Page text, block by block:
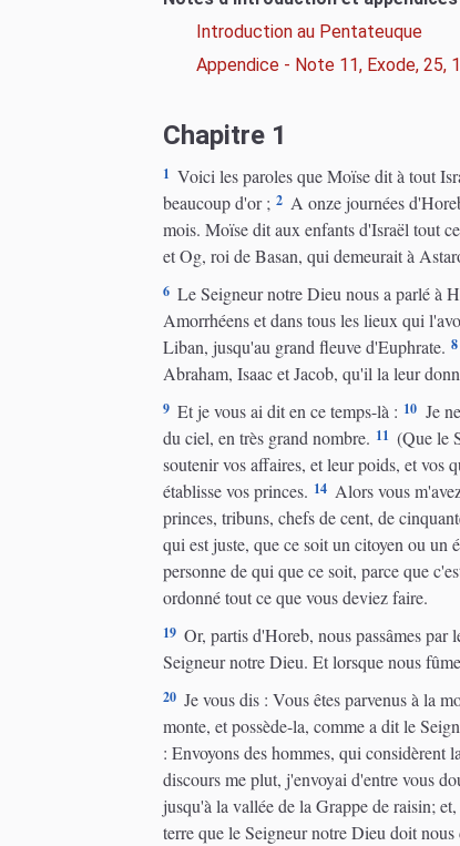
Introduction au Pentateuque
Appendice - Note 11, Exode, 25,
Chapitre 1
1 Voici les paroles que Moïse dit à tout
beaucoup d'or ; 2 A onze journées
mois. Moïse dit aux enfants d'Israël tout
et Og, roi de Basan, qui demeurait à
6 Le Seigneur notre Dieu nous a parlé à
Amorrhéens et dans tous les lieux qui
Liban, jusqu'au grand fleuve d'Euphrate. 8
Abraham, Isaac et Jacob, qu'il la leur
9 Et je vous ai dit en ce temps-là : 10 Je
du ciel, en très grand nombre. 11 (Que le
soutenir vos affaires, et leur poids, et vos
établisse vos princes. 14 Alors vous
princes, tribuns, chefs de cent, de
qui est juste, que ce soit un citoyen ou un
personne de qui que ce soit, parce que
ordonné tout ce que vous deviez faire.
19 Or, partis d'Horeb, nous passâmes
Seigneur notre Dieu. Et lorsque nous
20 Je vous dis : Vous êtes parvenus à la
monte, et possède-la, comme a dit le
: Envoyons des hommes, qui considèrent
discours me plut, j'envoyai d'entre vous
jusqu'à la vallée de la Grappe de raisin;
terre que le Seigneur notre Dieu doit nous